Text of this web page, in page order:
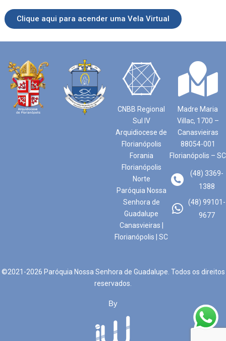
Clique aqui para acender uma Vela Virtual
CNBB Regional
Sul IV
Arquidiocese de
Florianópolis
Forania
Florianópolis
Norte
Paróquia Nossa
Senhora de
Guadalupe
Canasvieiras |
Florianópolis | SC
Madre Maria
Villac, 1700 –
Canasvieiras
88054-001
Florianópolis – SC
(48) 3369-
1388
(48) 99101-
9677
©2021-2026 Paróquia Nossa Senhora de Guadalupe. Todos os direitos
reservados.
By